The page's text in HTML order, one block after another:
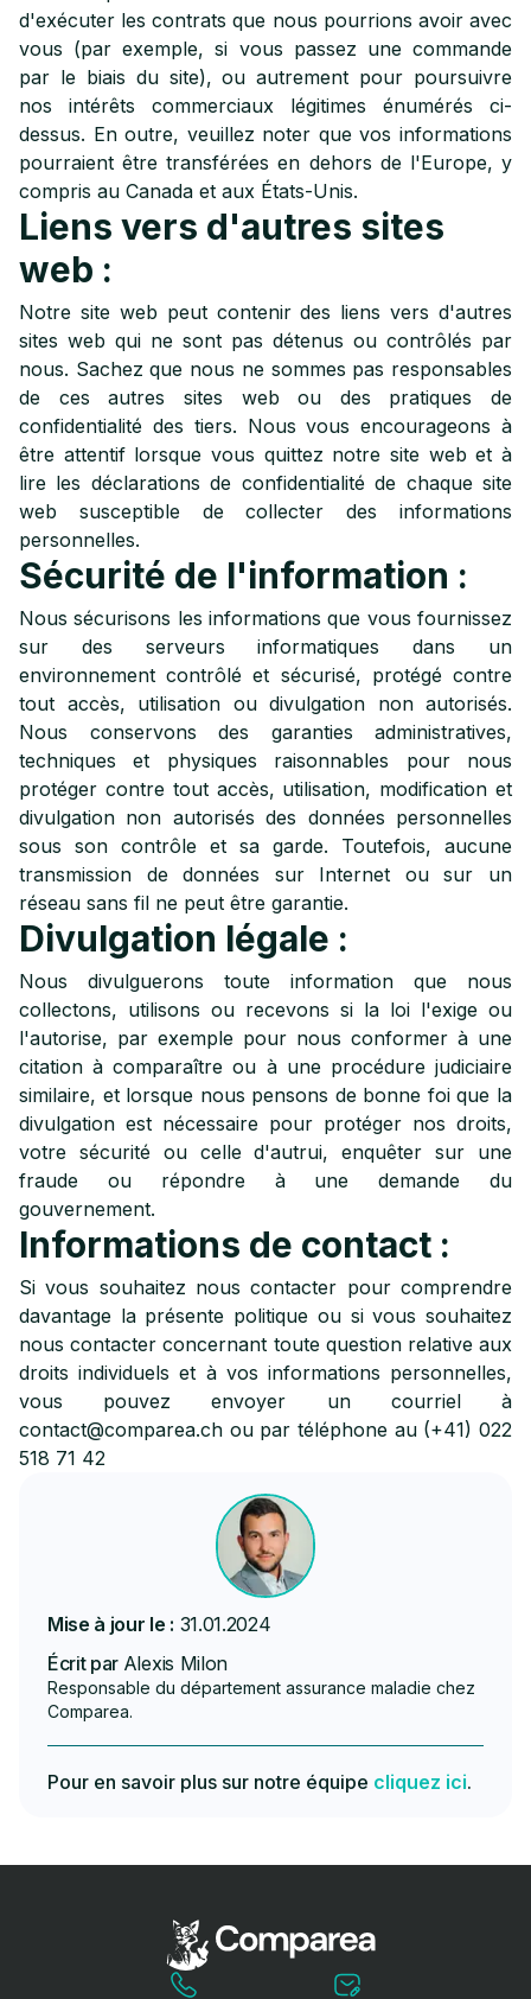
d'exécuter les contrats que nous pourrions avoir avec
vous (par exemple, si vous passez une commande
par le biais du site), ou autrement pour poursuivre
nos intérêts commerciaux légitimes énumérés ci-
dessus. En outre, veuillez noter que vos informations
pourraient être transférées en dehors de l'Europe, y
compris au Canada et aux États-Unis.
Liens vers d'autres sites
web :
Notre site web peut contenir des liens vers d'autres
sites web qui ne sont pas détenus ou contrôlés par
nous. Sachez que nous ne sommes pas responsables
de ces autres sites web ou des pratiques de
confidentialité des tiers. Nous vous encourageons à
être attentif lorsque vous quittez notre site web et à
lire les déclarations de confidentialité de chaque site
web susceptible de collecter des informations
personnelles.
Sécurité de l'information :
Nous sécurisons les informations que vous fournissez
sur des serveurs informatiques dans un
environnement contrôlé et sécurisé, protégé contre
tout accès, utilisation ou divulgation non autorisés.
Nous conservons des garanties administratives,
techniques et physiques raisonnables pour nous
protéger contre tout accès, utilisation, modification et
divulgation non autorisés des données personnelles
sous son contrôle et sa garde. Toutefois, aucune
transmission de données sur Internet ou sur un
réseau sans fil ne peut être garantie.
Divulgation légale :
Nous divulguerons toute information que nous
collectons, utilisons ou recevons si la loi l'exige ou
l'autorise, par exemple pour nous conformer à une
citation à comparaître ou à une procédure judiciaire
similaire, et lorsque nous pensons de bonne foi que la
divulgation est nécessaire pour protéger nos droits,
votre sécurité ou celle d'autrui, enquêter sur une
fraude ou répondre à une demande du
gouvernement.
Informations de contact :
Si vous souhaitez nous contacter pour comprendre
davantage la présente politique ou si vous souhaitez
nous contacter concernant toute question relative aux
droits individuels et à vos informations personnelles,
vous pouvez envoyer un courriel à
contact@comparea.ch ou par téléphone au (+41) 022
518 71 42
Mise à jour le : 31.01.2024
Écrit par Alexis Milon
Responsable du département assurance maladie chez
Comparea.
Pour en savoir plus sur notre équipe cliquez ici.